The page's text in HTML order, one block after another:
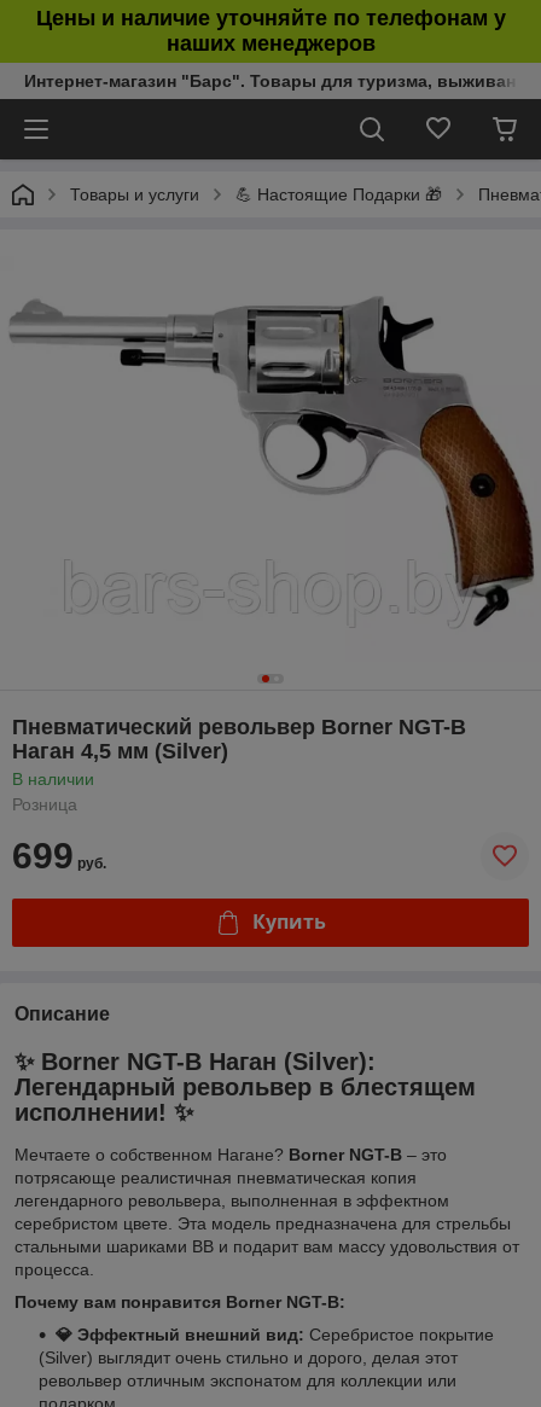
Цены и наличие уточняйте по телефонам у
наших менеджеров
Интернет-магазин "Барс". Товары для туризма,
Товары и услуги 💪 Настоящие Подарки 🎁
Пневматический револьвер Borner NGT-B
Наган 4,5 мм (Silver)
В наличии
Розница
699 руб.
Купить
Описание
✨ Borner NGT-B Наган (Silver):
Легендарный револьвер в блестящем
исполнении! ✨
Мечтаете о собственном Нагане? Borner NGT-B – это
потрясающе реалистичная пневматическая копия
легендарного револьвера, выполненная в эффектном
серебристом цвете. Эта модель предназначена для стрельбы
стальными шариками BB и подарит вам массу удовольствия от
процесса.
Почему вам понравится Borner NGT-B:
💎 Эффектный внешний вид: Серебристое покрытие
(Silver) выглядит очень стильно и дорого, делая этот
револьвер отличным экспонатом для коллекции или